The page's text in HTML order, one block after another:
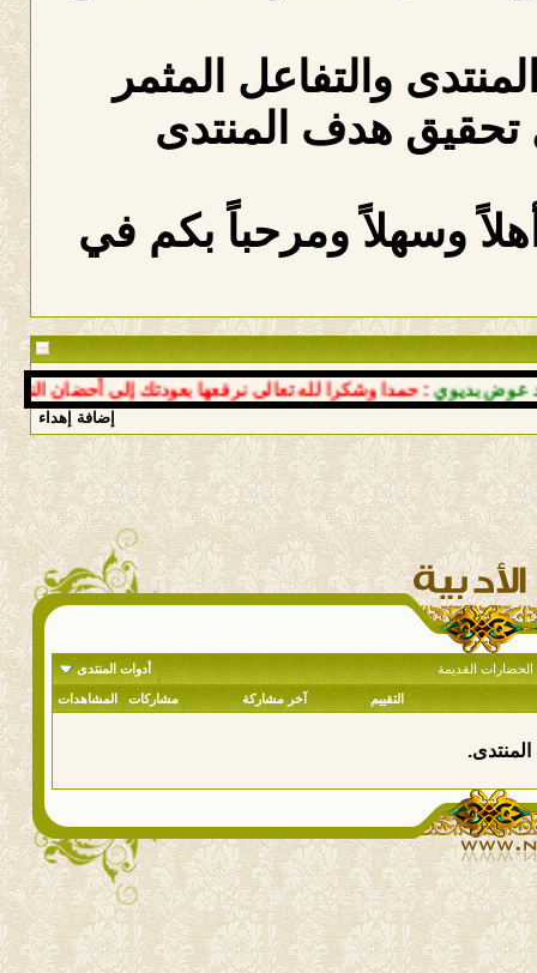
والتفاعل المثمر
هدف المنتدى
وسهلاً ومرحباً بكم في
: حمدا وشكرا لله تعالى نرفعها بعودتك إلى أحضان النبع
إضافة إهداء
الحضارات القديمة أدوات المنتدى
التقييم آخر مشاركة مشاركات المشاهدات